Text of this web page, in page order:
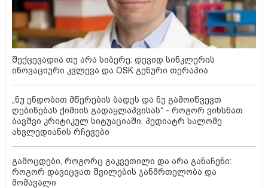
შექცევადია თუ არა სიბერე: დევიდ სინკლერის
ინოვაციური კვლევა და OSK გენური თერაპია
„ნუ ენდობით მწერების ბადეს და ნუ გამოიწვევთ
ღებინებას ქიმიის გადაყლაპვისას“ - როგორ ვიხსნათ
ბავშვი კრიტიკულ სიტუაციაში, პედიატრ სალომე
ახვლედიანის რჩევები
გამოცდები, როგორც გაკვეთილი და არა განაჩენი:
როგორ დავიცვათ შვილების ჯანმრთელობა და
მომავალი